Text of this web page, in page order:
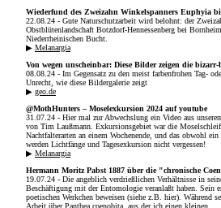
Wiederfund des Zweizahn Winkelspanners Euphyia
22.08.24 - Gute Naturschutzarbeit wird belohnt: der
Obstblütenlandschaft Botzdorf-Hennessenberg bei
Niederrheinischen Bucht.
▶ Melanargia
Von wegen unscheinbar: Diese Bilder zeigen die
08.08.24 - Im Gegensatz zu den meist farbenfrohen Tag-
Unrecht, wie diese Bildergalerie zeigt
▶ geo.de
@MothHunters – Moselexkursion 2024 auf youtube
31.07.24 - Hier mal zur Abwechslung ein Video aus
von Tim Laußmann. Exkursionsgebiet war die
Nachtfalterarten an einem Wochenende, und das obwohl
werden Lichtfänge und Tagesexkursion nicht vergessen!
▶ Melanargia
Hermann Moritz Pabst 1887 über die "chronische
19.07.24 - Die angeblich verdrießlichen Verhältnisse in
Beschäftigung mit der Entomologie veranlaßt haben. Sein
poetischen Werkchen beweisen (siehe z.B. hier). Während
Arbeit über Panthea coenobita, aus der ich einen kleinen ...